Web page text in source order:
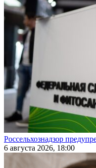
Россельхознадзор
6 августа 2026, 18:00